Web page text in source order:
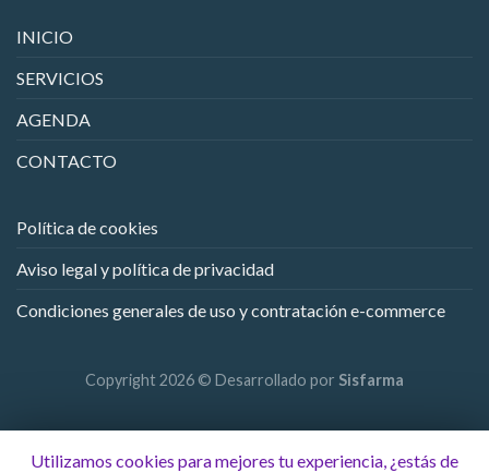
INICIO
SERVICIOS
AGENDA
CONTACTO
Política de cookies
Aviso legal y política de privacidad
Condiciones generales de uso y contratación e-commerce
Copyright 2026 © Desarrollado por Sisfarma
Utilizamos cookies para mejores tu experiencia, ¿estás de